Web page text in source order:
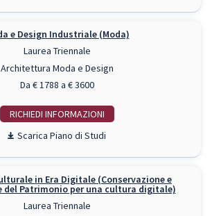
e Design Industriale (Moda)
Laurea Triennale
Architettura Moda e Design
Da € 1788 a € 3600
RICHIEDI INFO
Piano di Studi
in Era Digitale (Conservazione e
del Patrimonio per una cultura digitale)
Laurea Triennale